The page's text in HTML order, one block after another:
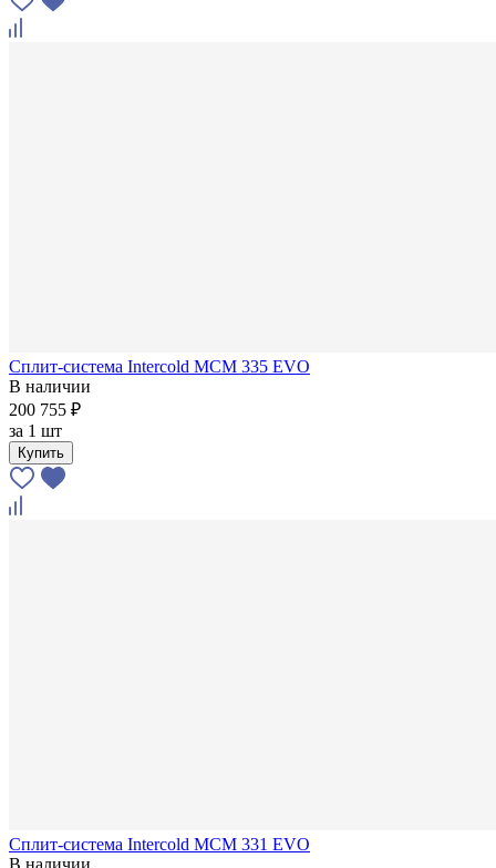
Сплит-система Intercold MCM 335 EVO
В наличии
200 755 ₽
за 1 шт
Купить
Сплит-система Intercold MCM 331 EVO
В наличии